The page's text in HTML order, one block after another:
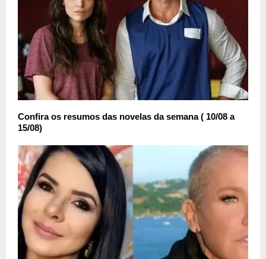
Confira os resumos das novelas da semana ( 10/08 a
15/08)